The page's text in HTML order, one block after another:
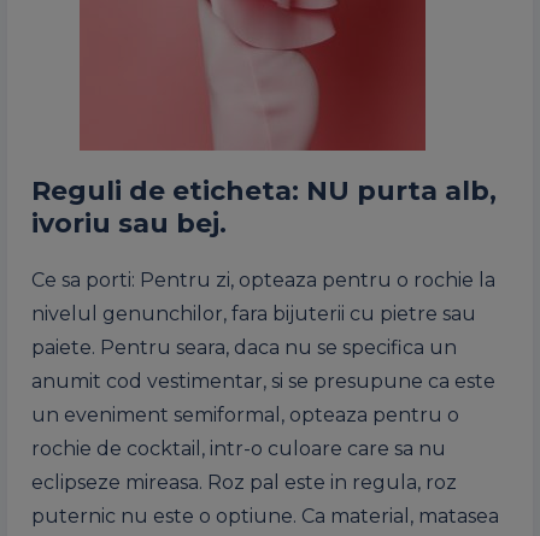
Reguli de eticheta: NU purta alb,
ivoriu sau bej.
Ce sa porti: Pentru zi, opteaza pentru o rochie la
nivelul genunchilor, fara bijuterii cu pietre sau
paiete. Pentru seara, daca nu se specifica un
anumit cod vestimentar, si se presupune ca este
un eveniment semiformal, opteaza pentru o
rochie de cocktail, intr-o culoare care sa nu
eclipseze mireasa. Roz pal este in regula, roz
puternic nu este o optiune. Ca material, matasea